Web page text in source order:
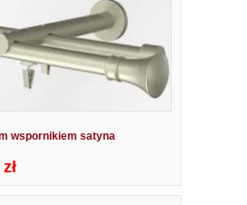
wspornikiem satyna